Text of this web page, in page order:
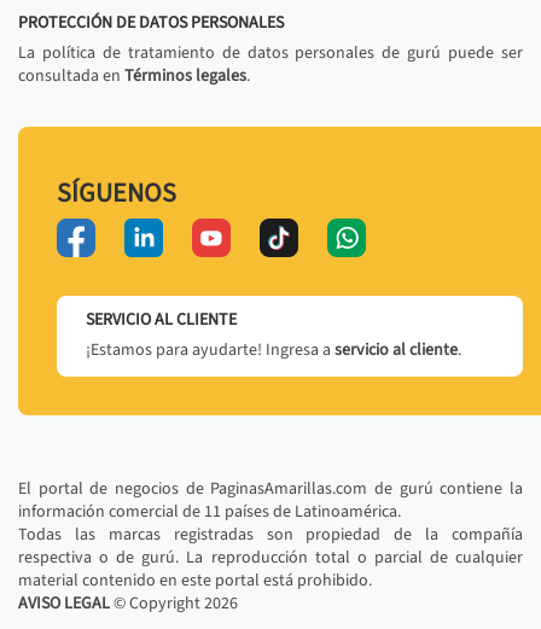
PROTECCIÓN DE DATOS PERSONALES
La política de tratamiento de datos personales de gurú puede ser
consultada en Términos legales.
SÍGUENOS
SERVICIO AL CLIENTE
¡Estamos para ayudarte! Ingresa a servicio al cliente.
El portal de negocios de PaginasAmarillas.com de gurú contiene la
información comercial de 11 países de Latinoamérica.
Todas las marcas registradas son propiedad de la compañía
respectiva o de gurú. La reproducción total o parcial de cualquier
material contenido en este portal está prohibido.
AVISO LEGAL© Copyright2026